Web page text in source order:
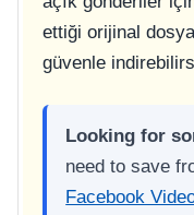
ettiği orijinal
güvenle
Looking for
need to save
Facebook